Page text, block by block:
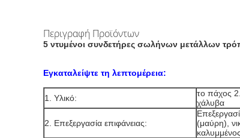
Περιγραφή Προϊόντων
5 ντυμένοι συνδετήρες σωλήνων μετάλλων
Εγκαταλείψτε τη λεπτομέρεια:
1. Υλικό:
το πάχος
χάλυβα
2. Επεξεργασία επιφάνειας:
(μαύρη),